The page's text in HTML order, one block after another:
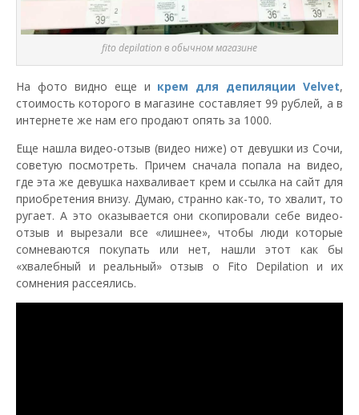
fito depilation в обычном магазине
На фото видно еще и крем для депиляции Velvet,
стоимость которого в магазине составляет 99 рублей, а в
интернете же нам его продают опять за 1000.
Еще нашла видео-отзыв (видео ниже) от девушки из Сочи,
советую посмотреть. Причем сначала попала на видео,
где эта же девушка нахваливает крем и ссылка на сайт для
приобретения внизу. Думаю, странно как-то, то хвалит, то
ругает. А это оказывается они скопировали себе видео-
отзыв и вырезали все «лишнее», чтобы люди которые
сомневаются покупать или нет, нашли этот как бы
«хвалебный и реальный» отзыв о Fito Depilation и их
сомнения рассеялись.